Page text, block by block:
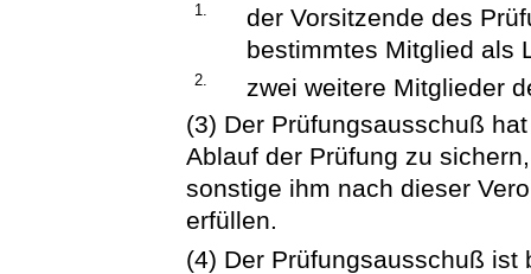
1.
der Vorsitzende des
bestimmtes Mitglied als
2.
zwei weitere Mitglieder
(3) Der Prüfungsausschuß
Ablauf der Prüfung zu
sonstige ihm nach dieser
erfüllen.
(4) Der Prüfungsausschuß